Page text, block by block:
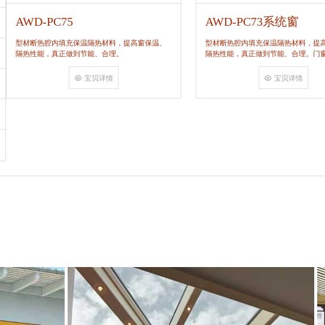
AWD-PC75
型材断热腔内填充保温隔热材料，提高窗保温、
隔热性能，真正做到节能、合理。
宝贝详情
AWD-PC73系统窗
型材断热腔内填充保温隔热材料，提
隔热性能，真正做到节能、合理。门
角，采用多点挤压角码结构与加重型
结合完成，在通过角部加注德国双组
宝贝详情